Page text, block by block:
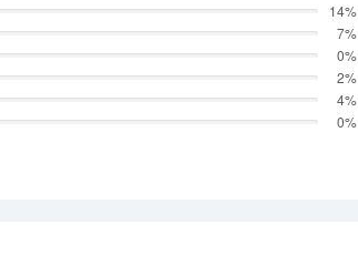
14%
7%
0%
2%
4%
0%